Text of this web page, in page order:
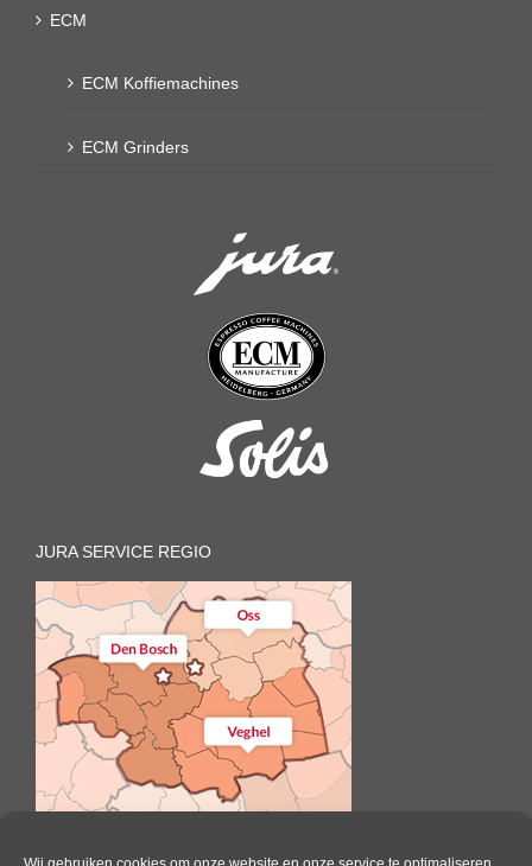
ECM
ECM Koffiemachines
ECM Grinders
JURA SERVICE REGIO